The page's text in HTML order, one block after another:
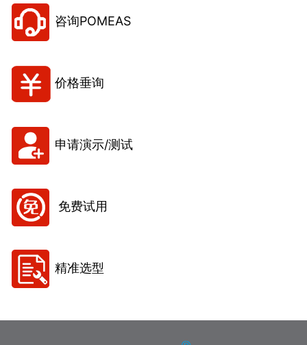
咨询POMEAS
价格垂询
申请演示/测试
免费试用
精准选型